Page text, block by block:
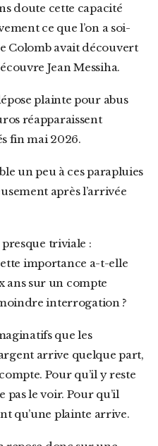
ce que l’on a soi-
Colomb avait découvert
Jean Messiha.
réapparaissent
fin mai 2026.
après l’arrivée
importance a-t-elle
ans sur un compte
interrogation ?
arrive quelque part,
Pour qu’il y reste
pas le voir. Pour qu’il
qu’une plainte arrive.